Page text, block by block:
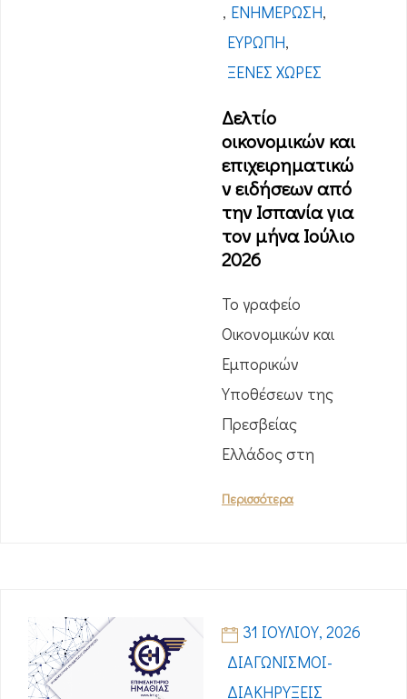
, ΕΝΗΜΈΡΩΣΗ,
ΕΥΡΏΠΗ,
ΞΈΝΕΣ ΧΏΡΕΣ
Δελτίο
οικονομικών και
επιχειρηματικώ
ν ειδήσεων από
την Ισπανία για
τον μήνα Ιούλιο
2026
Το γραφείο
Οικονομικών και
Εμπορικών
Υποθέσεων της
Πρεσβείας
Ελλάδος στη
Περισσότερα
31 ΙΟΥΛΊΟΥ, 2026
ΔΙΑΓΩΝΙΣΜΟΊ-
ΔΙΑΚΗΡΎΞΕΙΣ